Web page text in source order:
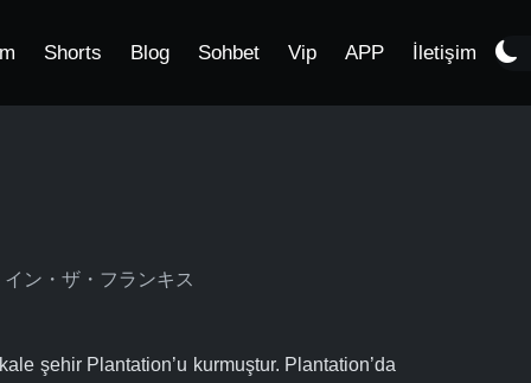
Shorts Blog Sohbet Vip APP İletişim
ン・ザ・フランキス
şehir Plantation’u kurmuştur. Plantation’da